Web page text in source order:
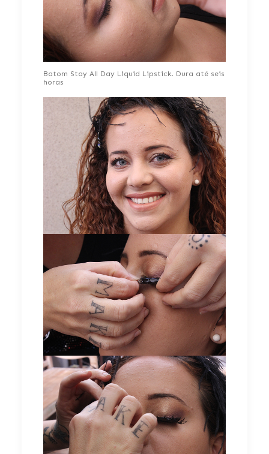
Batom Stay All Day Liquid Lipstick. Dura até seis
horas